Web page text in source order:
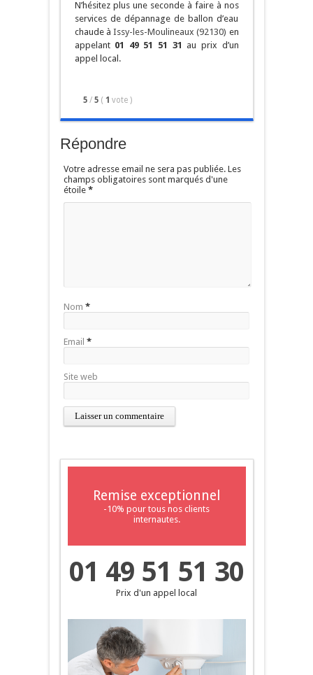
N’hésitez plus une seconde à faire à nos
services de dépannage de ballon d’eau
chaude à Issy-les-Moulineaux (92130) en
appelant 01 49 51 51 31 au prix d’un
appel local.
5 / 5 ( 1 vote )
Répondre
Votre adresse email ne sera pas publiée. Les
champs obligatoires sont marqués d'une
étoile *
Nom *
Email *
Site web
Remise exceptionnel
-10% pour tous nos clients
internautes.
01 49 51 51 30
Prix d'un appel local